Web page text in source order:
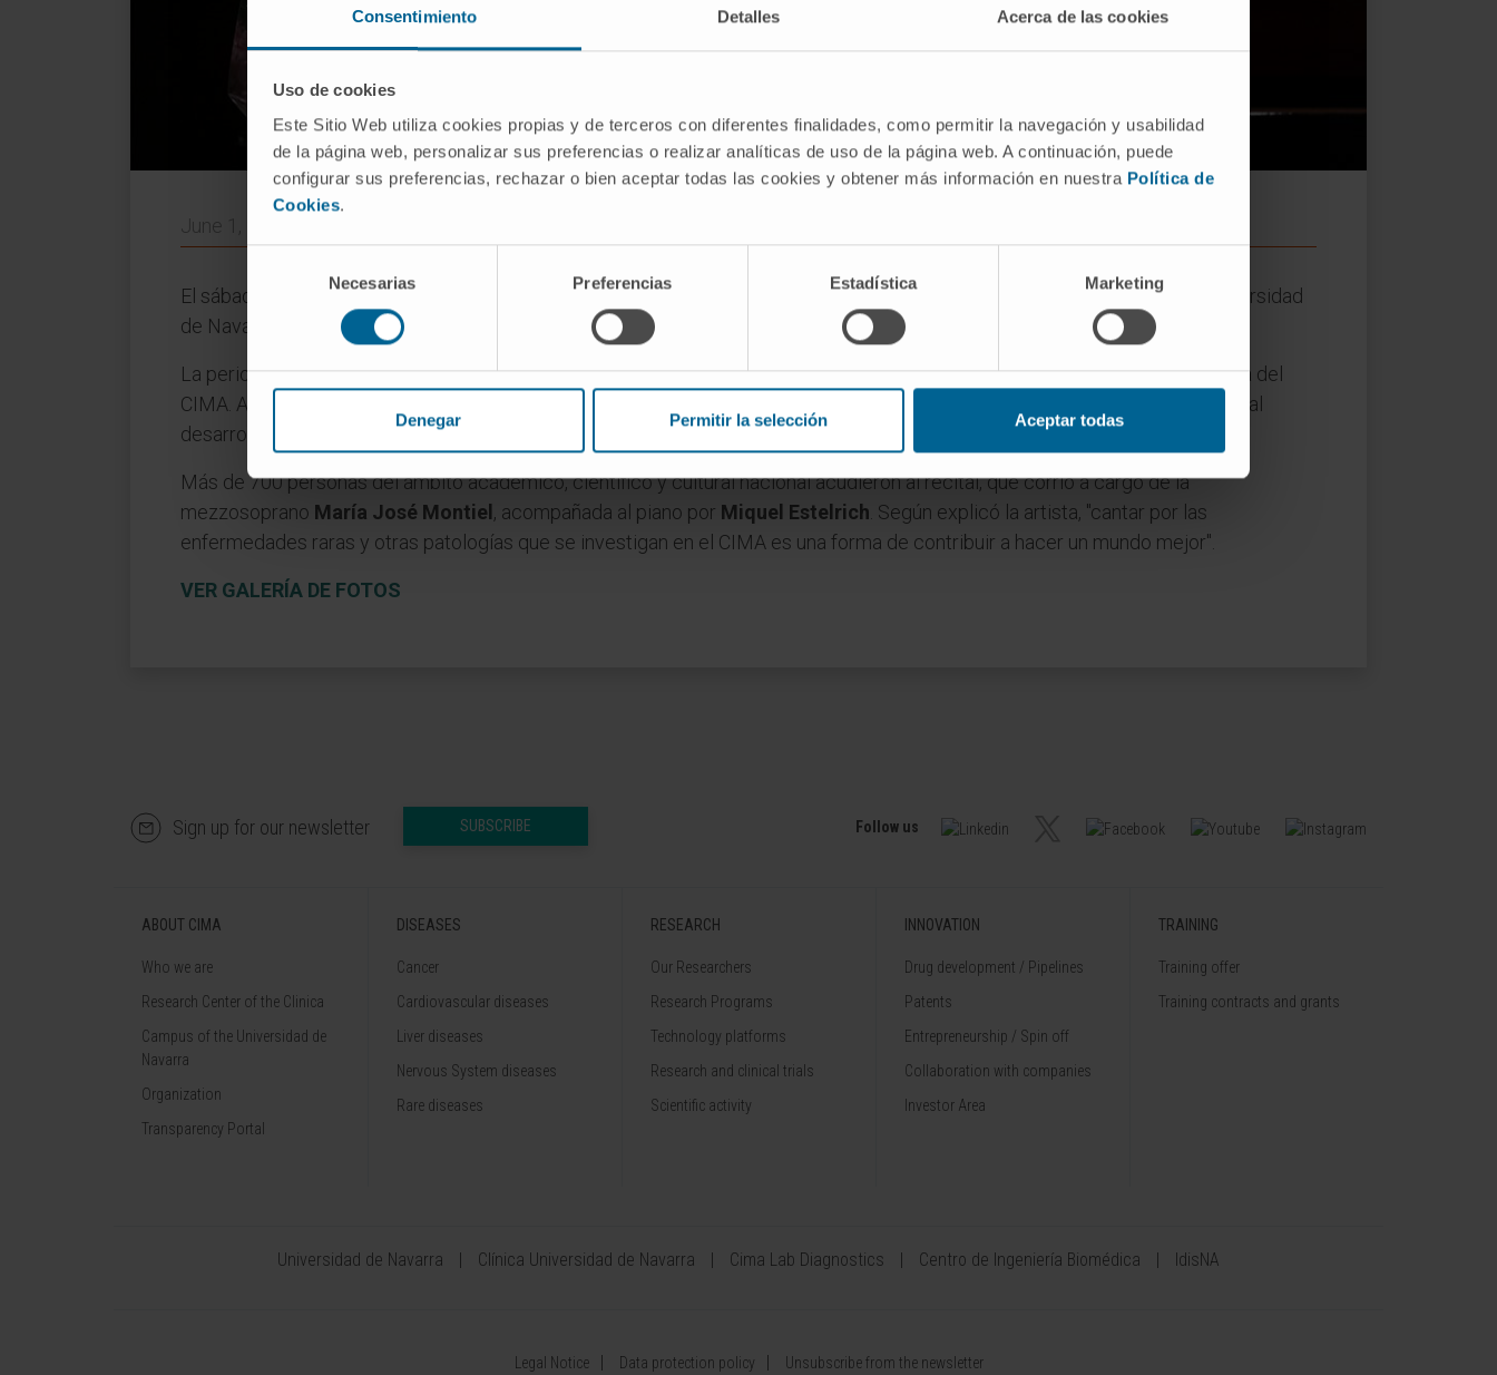
Consentimiento Detalles Acerca de las cookies
Uso de cookies
Este Sitio Web utiliza cookies propias y de terceros con diferentes finalidades, como permitir la navegación y usabilidad
de la página web, personalizar sus preferencias o realizar analíticas de uso de la página web. A continuación, puede
configurar sus preferencias, rechazar o bien aceptar todas las cookies y obtener más información en nuestra Política de
Cookies.
consentimiento
Necesarias Preferencias Estadística Marketing
Denegar Permitir la selección Aceptar todas
June 1, 2015
El sábado 30 de mayo se celebró en el Teatro de la Zarzuela, de Madrid, un concierto benéfico en favor delCIMAde la Universidad
de Navarra.
La periodistaSandra Golpe, presentadora de los Informativos de Antena3 TV, abrió el acto recordando la actividad científica del
CIMA. A continuación, dio paso a
, que agradeció la presencia de particulares y empresas que contribuyen al
desarrollo del centro.
Más de 700 personas del ámbito académico, científico y cultural nacional acudieron al recital, que corrió a cargo de la
mezzosoprano María José Montiel , acompañada al piano por Miquel Estelrich. Según explicó la artista, "cantar por las
enfermedades raras y otras patologías que se investigan en el CIMA es una forma de contribuir a hacer un mundo mejor".
VER GALERÍA DE FOTOS
Sign up for our newsletter SUBSCRIBE Follow us
ABOUT CIMA
Who we are
Research Center of the Clinica
Campus of the Universidad de
Navarra
Organization
Transparency Portal
DISEASES
Cancer
Cardiovascular diseases
Liver diseases
Nervous System diseases
Rare diseases
RESEARCH
Our Researchers
Research Programs
Technology platforms
Research and clinical trials
Scientific activity
INNOVATION
Drug development / Pipelines
Patents
Entrepreneurship / Spin off
Collaboration with companies
Investor Area
TRAINING
Training offer
Training contracts and grants
Universidad de Navarra Clínica Universidad de Navarra Cima Lab Diagnostics Centro de Ingeniería Biomédica IdisNA
Legal Notice Data protection policy Unsubscribe from the newsletter